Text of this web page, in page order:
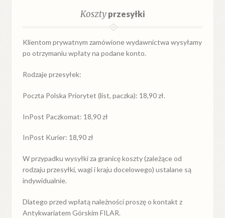
Kosztyprzesyłki
Klientom prywatnym zamówione wydawnictwa wysyłamy
po otrzymaniu wpłaty na podane konto.
Rodzaje przesyłek:
Poczta Polska Priorytet (list, paczka): 18,90 zł.
InPost Paczkomat: 18,90 zł
InPost Kurier: 18,90 zł
W przypadkuwysyłkiza granicękoszty (zależące od
rodzaju przesyłki, wagi i kraju docelowego) ustalane są
indywidualnie.
Dlatego przed wpłatą należności proszę o kontakt z
Antykwariatem Górskim FILAR.